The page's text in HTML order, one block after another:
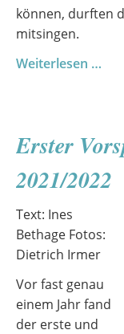
können, durften
mitsingen.
Weiterlesen …
Erster
2021/2022
Text: Ines
Bethage Fotos:
Dietrich Irmer
Vor fast genau
einem Jahr fand
der erste und